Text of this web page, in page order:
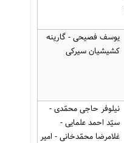
یوسف فصیحی - گارینه
کشیشیان سیرکی
نیلوفر حاجی محمّدی -
سیّد احمد علمایی -
غلامرضا محمّدخانی - امیر